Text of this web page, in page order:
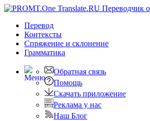
Перевод
Контексты
Спряжение и склонение
Грамматика
Обратная связь
Помощь
Скачать приложение
Реклама у нас
Наш Блог